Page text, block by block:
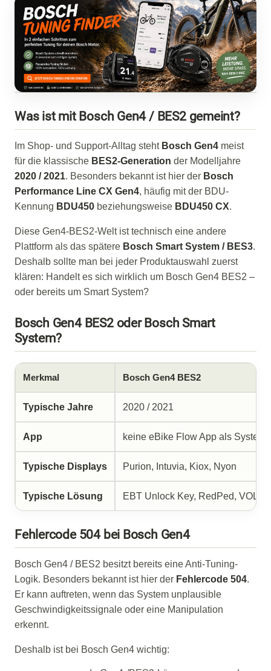
Was ist mit Bosch Gen4 / BES2 gemeint?
Im Shop- und Support-Alltag steht Bosch Gen4 meist
für die klassische BES2-Generation der Modelljahre
2020 / 2021. Besonders bekannt ist hier der Bosch
Performance Line CX Gen4, häufig mit der BDU-
Kennung BDU450 beziehungsweise BDU450 CX.
Diese Gen4-BES2-Welt ist technisch eine andere
Plattform als das spätere Bosch Smart System / BES3.
Deshalb sollte man bei jeder Produktauswahl zuerst
klären: Handelt es sich wirklich um Bosch Gen4 BES2 –
oder bereits um Smart System?
Bosch Gen4 BES2 oder Bosch Smart
System?
Merkmal Bosch Gen4 BES2
Typische Jahre 2020 / 2021
App keine eBike Flow App als
Typische Displays Purion, Intuvia, Kiox, Nyon
Typische Lösung EBT Unlock Key, RedPed,
Fehlercode 504 bei Bosch Gen4
Bosch Gen4 / BES2 besitzt bereits eine Anti-Tuning-
Logik. Besonders bekannt ist hier der Fehlercode 504.
Er kann auftreten, wenn das System unplausible
Geschwindigkeitssignale oder eine Manipulation
erkennt.
Deshalb ist bei Bosch Gen4 wichtig: